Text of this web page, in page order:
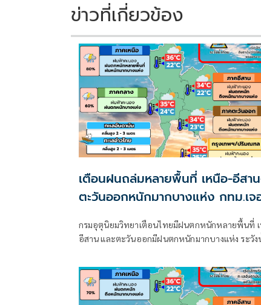
ข่าวที่เกี่ยวข้อง
เตือนฝนถล่มหลายพื้นที่ เหนือ-อีสา
ตะวันออกหนักมากบางแห่ง กทม.เจ
กรมอุตุนิยมวิทยาเตือนไทยมีฝนตกหนักหลายพื้นที่
อีสาน และตะวันออกมีฝนตกหนักมากบางแห่ง ระวัง
อ่าวไทยตอนบนคลื่นสูง 2-3 เมตร เรือเล็กควรงดออ
ฝั่ง ส่วนไต้ฝุ่น “ดอลฟิน” ไม่เข้าไทย